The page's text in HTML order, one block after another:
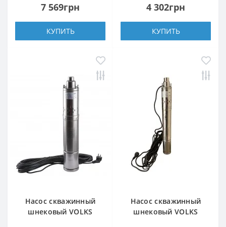
7 569грн
КУПИТЬ
4 302грн
КУПИТЬ
Насос скважинный
шнековый VOLKS
Насос скважинный
шнековый VOLKS